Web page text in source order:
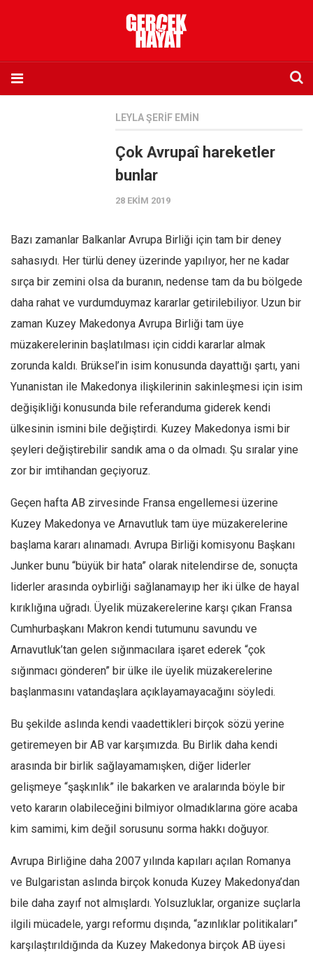
Abone olmak istiyorum
Sosyal Medya
Twitter
Facebook
Instagram
YouTube
Editörden
Yazarlar
Mahmut Toptaş
Barış Tarımcıoğlu
Ömer Kayani
Hasanali Yıldırım
Leyla Şerif Emin
Selçuk Türkyılmaz
Mehmet Ali Tekin
Abir E. Nahas
Amina S. Jenenkovic
Bağdagül Öz
Esra Elönü
» Yazar arşivi
Bu Sayı
Tüm Sayılar
Kültür Sanat
Kitap
Karisi kitap sualleri
LEYLA ŞERIF EMIN
Çok Avrupaî hareketler
bunlar
28 EKIM 2019
Bazı zamanlar Balkanlar Avrupa Birliği için tam bir deney
sahasıydı. Her türlü deney üzerinde yapılıyor, her ne kadar
sırça bir zemini olsa da buranın, nedense tam da bu bölgede
daha rahat ve vurdumduymaz kararlar getirilebiliyor. Uzun bir
zaman Kuzey Makedonya Avrupa Birliği tam üye
müzakerelerinin başlatılması için ciddi kararlar almak
zorunda kaldı. Brüksel’in isim konusunda dayattığı şartı, yani
Yunanistan ile Makedonya ilişkilerinin sakinleşmesi için isim
değişikliği konusunda bile referanduma giderek kendi
ülkesinin ismini bile değiştirdi. Kuzey Makedonya ismi bir
şeyleri değiştirebilir sandık ama o da olmadı. Şu sıralar yine
zor bir imtihandan geçiyoruz.
Geçen hafta AB zirvesinde Fransa engellemesi üzerine
Kuzey Makedonya ve Arnavutluk tam üye müzakerelerine
başlama kararı alınamadı. Avrupa Birliği komisyonu Başkanı
Junker bunu “büyük bir hata” olarak nitelendirse de, sonuçta
liderler arasında oybirliği sağlanamayıp her iki ülke de hayal
kırıklığına uğradı. Üyelik müzakerelerine karşı çıkan Fransa
Cumhurbaşkanı Makron kendi tutumunu savundu ve
Arnavutluk’tan gelen sığınmacılara işaret ederek “çok
sığınmacı gönderen” bir ülke ile üyelik müzakerelerine
başlanmasını vatandaşlara açıklayamayacağını söyledi.
Bu şekilde aslında kendi vaadettikleri birçok sözü yerine
getiremeyen bir AB var karşımızda. Bu Birlik daha kendi
arasında bir birlik sağlayamamışken, diğer liderler
gelişmeye “şaşkınlık” ile bakarken ve aralarında böyle bir
veto kararın olabileceğini bilmiyor olmadıklarına göre acaba
kim samimi, kim değil sorusunu sorma hakkı doğuyor.
Avrupa Birliğine daha 2007 yılında kapıları açılan Romanya
ve Bulgaristan aslında birçok konuda Kuzey Makedonya’dan
bile daha zayıf not almışlardı. Yolsuzluklar, organize suçlarla
ilgili mücadele, yargı reformu dışında, “azınlıklar politikaları”
karşılaştırıldığında da Kuzey Makedonya birçok AB üyesi